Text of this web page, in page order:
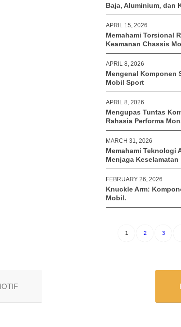
Baja, Aluminium, dan
APRIL 15, 2026
Memahami Torsional
Keamanan Chassis
APRIL 8, 2026
Mengenal Komponen
Mobil Sport
APRIL 8, 2026
Mengupas Tuntas
Rahasia Performa
MARCH 31, 2026
Memahami Teknologi
Menjaga Keselamatan
FEBRUARY 26, 2026
Knuckle Arm:
Mobil.
1 2 3